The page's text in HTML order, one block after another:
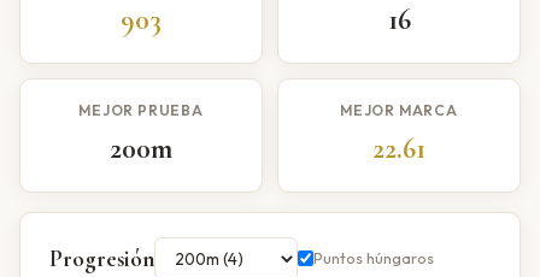
903 16
MEJOR PRUEBA
200m
MEJOR MARCA
22.61
Progresión Puntos húngaros